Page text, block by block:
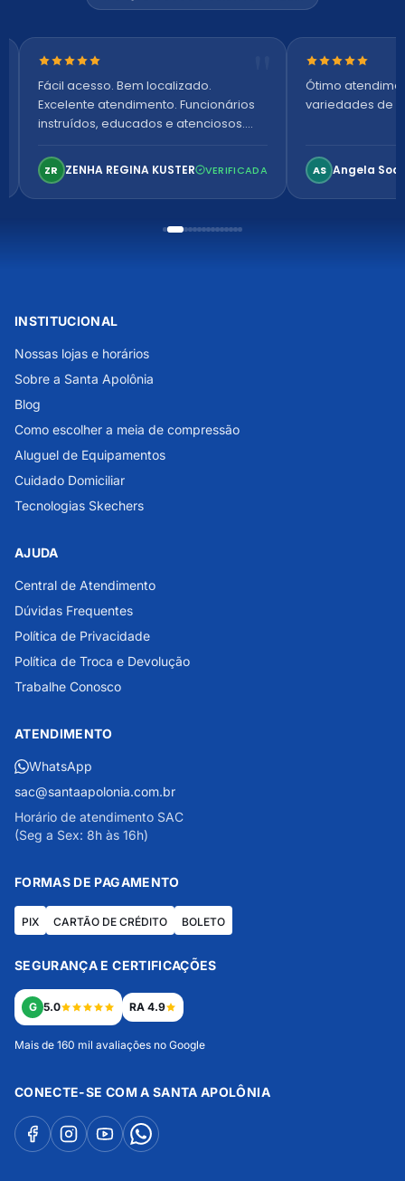
Nota 5 de 5 estrelas
Fácil acesso. Bem localizado.
Excelente atendimento. Funcionários
instruídos, educados e atenciosos.
confortável. Perfeito!
ZR ZENHA REGINA KUSTER VERIFICADA
Nota 5 de 5
Ótimo
variedades de
AS Angela
INSTITUCIONAL
Nossas lojas e horários
Sobre a Santa Apolônia
Blog
Como escolher a meia de compressão
Aluguel de Equipamentos
Cuidado Domiciliar
Tecnologias Skechers
AJUDA
Central de Atendimento
Dúvidas Frequentes
Política de Privacidade
Política de Troca e Devolução
Trabalhe Conosco
ATENDIMENTO
WhatsApp
sac@santaapolonia.com.br
Horário de atendimento SAC
(Seg a Sex: 8h às 16h)
FORMAS DE PAGAMENTO
PIX CARTÃO DE CRÉDITO BOLETO
SEGURANÇA E CERTIFICAÇÕES
G 5.0 RA 4.9
Mais de 160 mil avaliações no Google
CONECTE-SE COM A SANTA APOLÔNIA